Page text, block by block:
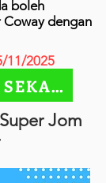
boleh
Coway dengan
11/2025
WHATSSAPP SEKARANG
Jom